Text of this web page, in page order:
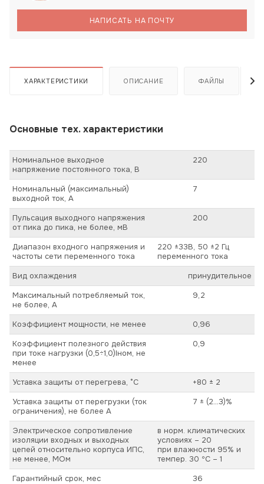
НАПИСАТЬ НА ПОЧТУ
ХАРАКТЕРИСТИКИ ОПИСАНИЕ ФАЙЛЫ
Основные тех. характеристики
Номинальное выходное
напряжение постоянного тока, В
220
Номинальный (максимальный)
выходной ток, А
7
Пульсация выходного напряжения
от пика до пика, не более, мВ
200
Диапазон входного напряжения и
частоты сети переменного тока
220 ±33В, 50 ±2 Гц
переменного тока
Вид охлаждения
принудительное
Максимальный потребляемый ток,
не более, А
9,2
Коэффициент мощности, не менее
0,96
Коэффициент полезного действия
при токе нагрузки (0,5÷1,0)Iном, не
менее
0,9
Уставка защиты от перегрева, °C
+80 ± 2
Уставка защиты от перегрузки (ток
ограничения), не более А
7 ± (2…3)%
Электрическое сопротивление
изоляции входных и выходных
цепей относительно корпуса ИПС,
не менее, МОм
в норм. климатических
условиях – 20
при влажности 95% и
темпер. 30 ºС – 1
Гарантийный срок, мес
36